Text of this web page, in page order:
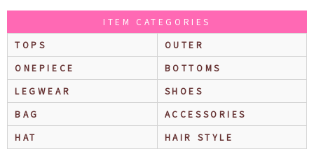
ITEM CATEGORIES
TOPS
OUTER
ONEPIECE
BOTTOMS
LEGWEAR
SHOES
BAG
ACCESSORIES
HAT
HAIR STYLE